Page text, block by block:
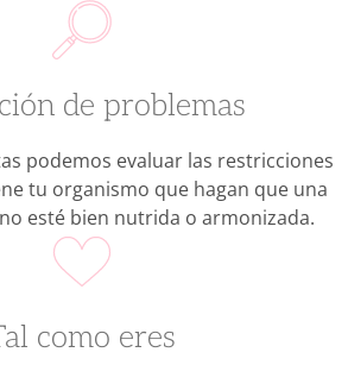
de problemas
podemos evaluar las restricciones
tu organismo que hagan que una
esté bien nutrida o armonizada.
como eres